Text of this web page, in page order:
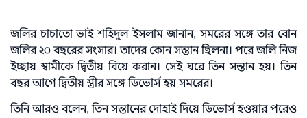
জলির চাচাতো ভাই শহিদুল ইসলাম জানান, সমরের সঙ্গে তার বোন
জলির ২০ বছরের সংসার। তাদের কোন সন্তান ছিলনা। পরে জলি নিজ
ইচ্ছায় স্বামীকে দ্বিতীয় বিয়ে করান। সেই ঘরে তিন সন্তান হয়। তিন
বছর আগে দ্বিতীয় স্ত্রীর সঙ্গে ডিভোর্স হয় সমরের।
তিনি আরও বলেন, তিন সন্তানের দোহাই দিয়ে ডিভোর্স হওয়ার পরেও